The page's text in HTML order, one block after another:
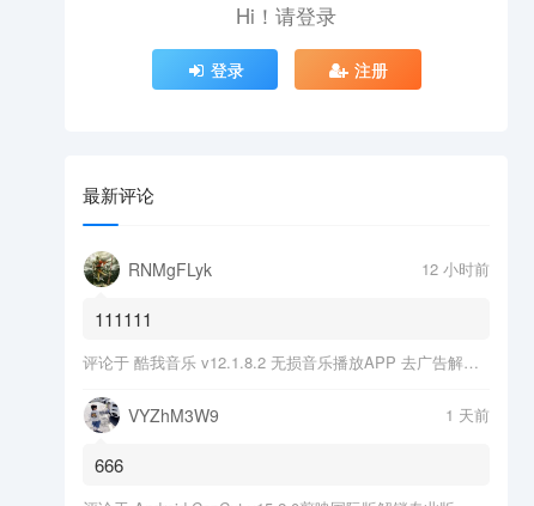
Hi！请登录
登录 注册
最新评论
RNMgFLyk 12 小时前
111111
评论于 酷我音乐 v12.1.8.2 无损音乐播放APP 去广告解锁会员版
VYZhM3W9 1 天前
666